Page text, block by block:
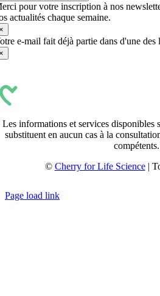
pour votre inscription à nos
actualités chaque semaine.
e-mail fait déjà partie dans d'une
Les informations et services disponibles
substituent en aucun cas à la
compétents.
© Cherry for Life Science|
Page load link